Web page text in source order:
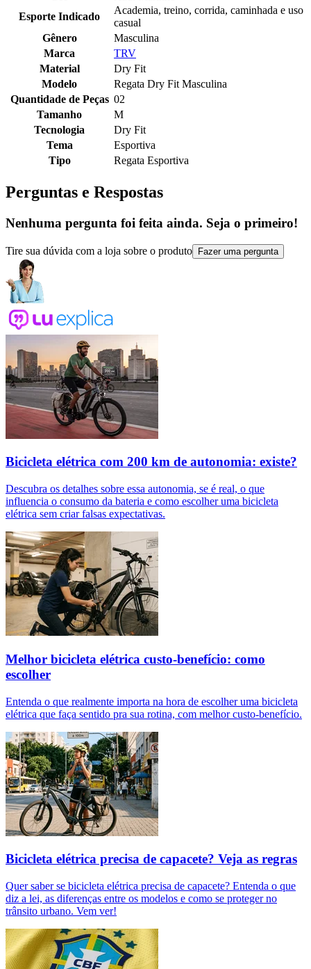
Esporte Indicado
Academia, treino, corrida, caminhada e uso
casual
Gênero
Masculina
Marca
TRV
Material
Dry Fit
Modelo
Regata Dry Fit Masculina
Quantidade de Peças 02
Tamanho
M
Tecnologia
Dry Fit
Tema
Esportiva
Tipo
Regata Esportiva
Perguntas e Respostas
Nenhuma pergunta foi feita ainda. Seja o primeiro!
Tire sua dúvida com a loja sobre o produto Fazer uma pergunta
Bicicleta elétrica com 200 km de autonomia: existe?
Descubra os detalhes sobre essa autonomia, se é real, o que
influencia o consumo da bateria e como escolher uma bicicleta
elétrica sem criar falsas expectativas.
Melhor bicicleta elétrica custo-benefício: como
escolher
Entenda o que realmente importa na hora de escolher uma bicicleta
elétrica que faça sentido pra sua rotina, com melhor custo-benefício.
Bicicleta elétrica precisa de capacete? Veja as regras
Quer saber se bicicleta elétrica precisa de capacete? Entenda o que
diz a lei, as diferenças entre os modelos e como se proteger no
trânsito urbano. Vem ver!